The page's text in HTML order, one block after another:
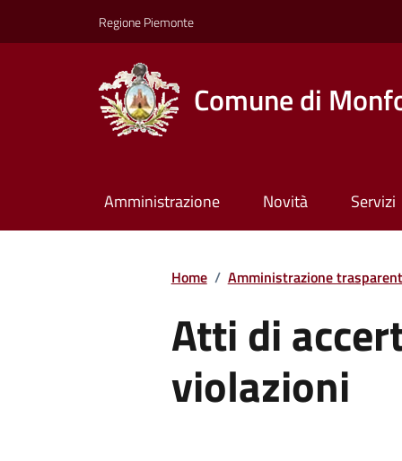
Regione Piemonte
Comune di
Amministrazione Novità Servizi
Home / Amministrazione
Atti di
violazioni